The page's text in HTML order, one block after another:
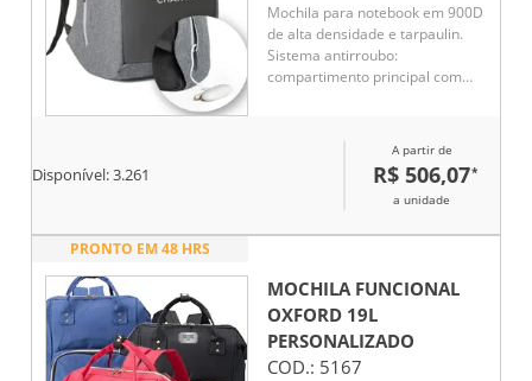
Mochila para notebook em 900D
de alta densidade e tarpaulin.
Sistema antirroubo:
compartimento principal com
Compartimento principal forrado
e almofadado, com 2 divisórias
almofadadas para notebook até
Disponível:3.261
A partir de
R$ 506,07*
a unidade
PRONTO EM 48 HRS
MOCHILA FUNCIONAL
OXFORD 19L
PERSONALIZADO
COD.: 5167